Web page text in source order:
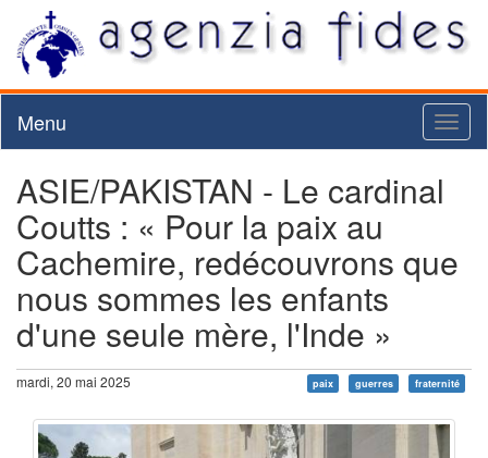
Menu
ASIE/PAKISTAN - Le cardinal
Coutts : « Pour la paix au
Cachemire, redécouvrons que
nous sommes les enfants
d'une seule mère, l'Inde »
mardi, 20 mai 2025 paix guerres fraternité